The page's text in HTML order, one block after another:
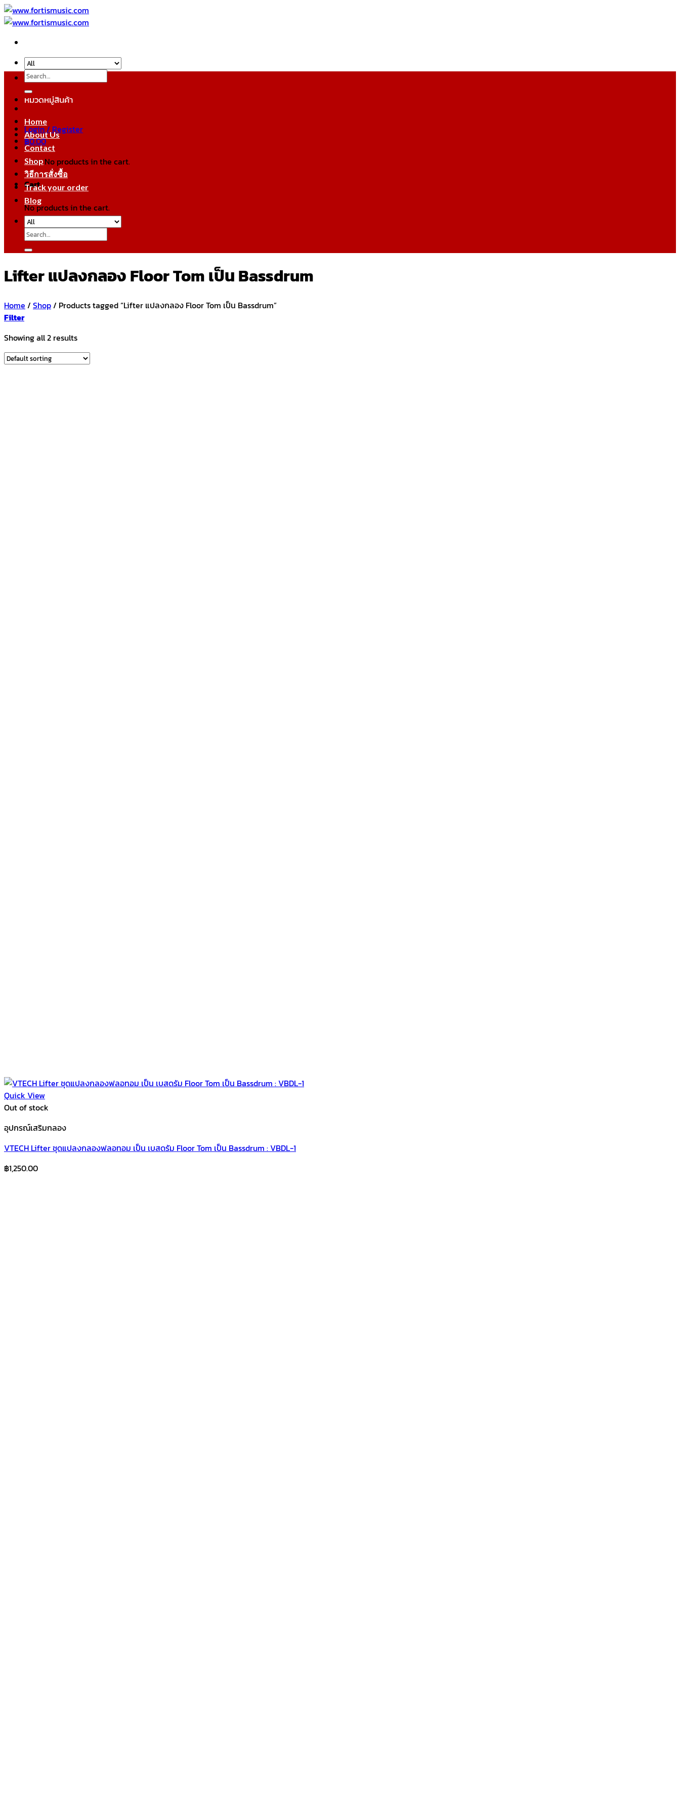
Skip
to
Search
for:
Login / Register
฿0.00
No products in the cart.
Cart
No products in the cart.
หมวดหมู่สินค้า
Home
About Us
Contact
Shop
วิธีการสั่งซื้อ
Track your order
Blog
Search
for:
Lifter แปลงกลอง Floor Tom เป็น Bassdrum
Home / Shop/ Products tagged “Lifter แปลงกลอง Floor Tom เป็น Bassdrum”
Filter
Showing all 2 results
Quick View
Out of stock
อุปกรณ์เสริมกลอง
VTECH Lifter ชุดแปลงกลองฟลอทอม เป็น เบสดรัม Floor Tom เป็น Bassdrum : VBDL-1
฿1,250.00